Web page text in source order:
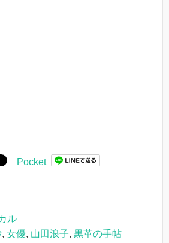
Pocket
ル
, 女優, 山田浪子, 黒革の手帖